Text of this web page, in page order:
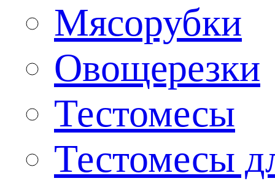
Мясорубки
Овощерезки
Тестомесы
Тестомесы